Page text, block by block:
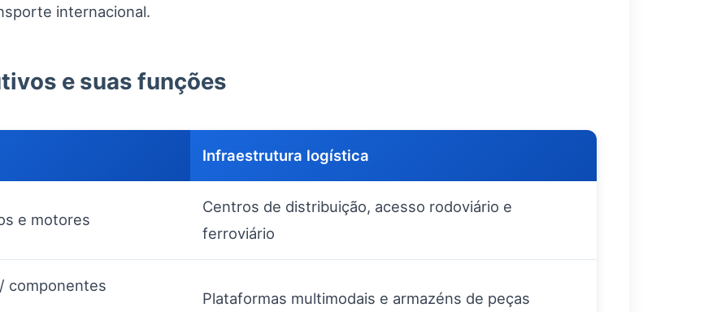
internacional.
e suas funções
Infraestrutura logística
e motores
Centros de distribuição, acesso rodoviário e
ferroviário
componentes
Plataformas multimodais e armazéns de peças